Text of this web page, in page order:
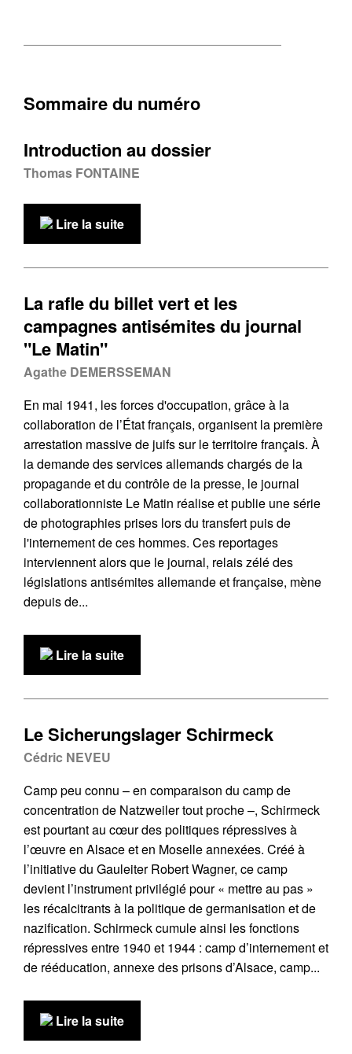
Sommaire du numéro
Introduction au dossier
Thomas FONTAINE
Lire la suite
La rafle du billet vert et les
campagnes antisémites du journal
"Le Matin"
Agathe DEMERSSEMAN
En mai 1941, les forces d'occupation, grâce à la
collaboration de l’État français, organisent la première
arrestation massive de juifs sur le territoire français. À
la demande des services allemands chargés de la
propagande et du contrôle de la presse, le journal
collaborationniste Le Matin réalise et publie une série
de photographies prises lors du transfert puis de
l'internement de ces hommes. Ces reportages
interviennent alors que le journal, relais zélé des
législations antisémites allemande et française, mène
depuis de...
Lire la suite
Le Sicherungslager Schirmeck
Cédric NEVEU
Camp peu connu – en comparaison du camp de
concentration de Natzweiler tout proche –, Schirmeck
est pourtant au cœur des politiques répressives à
l’œuvre en Alsace et en Moselle annexées. Créé à
l’initiative du Gauleiter Robert Wagner, ce camp
devient l’instrument privilégié pour « mettre au pas »
les récalcitrants à la politique de germanisation et de
nazification. Schirmeck cumule ainsi les fonctions
répressives entre 1940 et 1944 : camp d’internement et
de rééducation, annexe des prisons d’Alsace, camp...
Lire la suite